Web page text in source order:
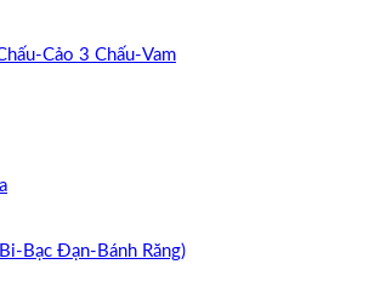
Cảo 3 Chấu-Vam
Bạc Đạn-Bánh Răng)